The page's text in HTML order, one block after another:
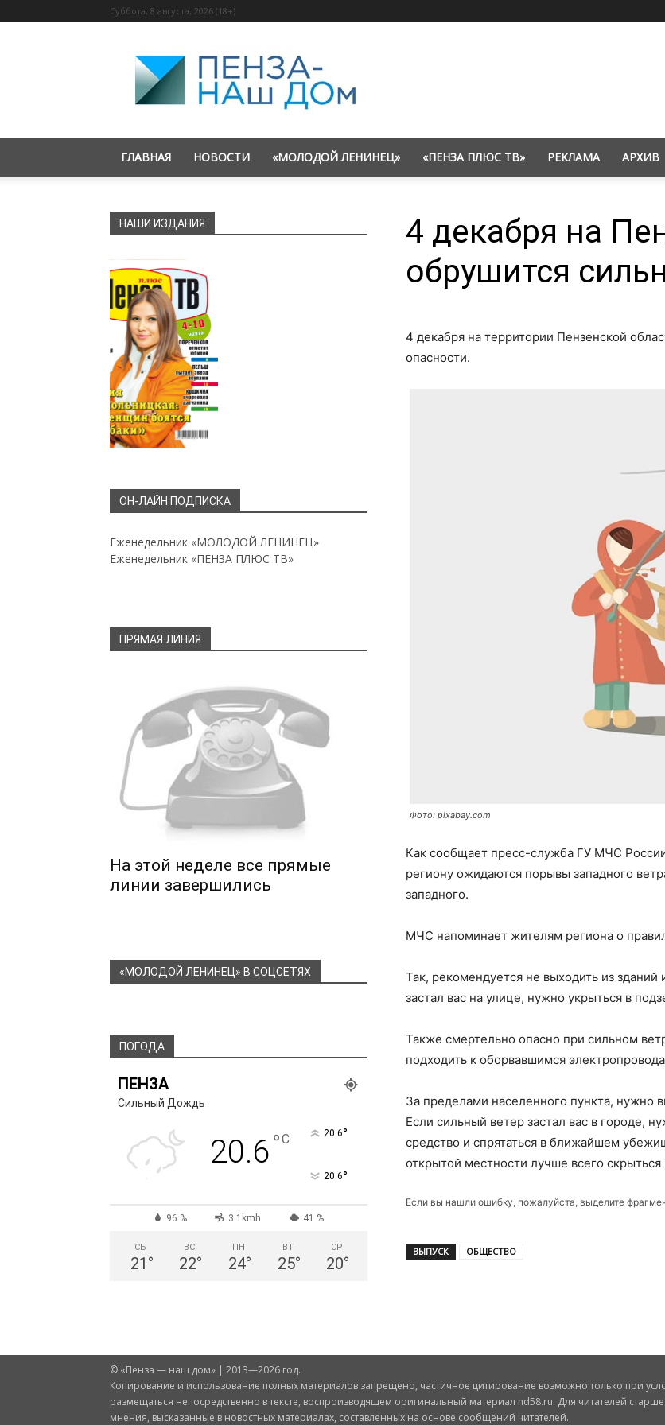
Суббота, 8 августа, 2026 (18+)
«Пенза
—
наш
дом»
ГЛАВНАЯ НОВОСТИ «МОЛОДОЙ ЛЕНИНЕЦ» «ПЕНЗА ПЛЮС ТВ» РЕКЛАМА АРХИВ
4 декабря на
обрушится
4 декабря на территории Пензенской
опасности.
Фото: pixabay.com
Как сообщает пресс-служба ГУ МЧС
региону ожидаются порывы западного
западного.
МЧС напоминает жителям региона о
Так, рекомендуется не выходить из
застал вас на улице, нужно укрыться в
Также смертельно опасно при сильном
подходить к оборвавшимся
За пределами населенного пункта,
Если сильный ветер застал вас в городе,
средство и спрятаться в ближайшем
открытой местности лучше всего
Если вы нашли ошибку, пожалуйста, выделите
ВЫПУСК ОБЩЕСТВО
НАШИ ИЗДАНИЯ
ОН-ЛАЙН ПОДПИСКА
Еженедельник «МОЛОДОЙ ЛЕНИНЕЦ»
Еженедельник «ПЕНЗА ПЛЮС ТВ»
ПРЯМАЯ ЛИНИЯ
На этой неделе все прямые
линии завершились
«МОЛОДОЙ ЛЕНИНЕЦ» В СОЦСЕТЯХ
ПОГОДА
ПЕНЗА
Сильный Дождь
20.6°C 20.6°
20.6°
96 % 3.1kmh 41 %
СБ
21 °
ВС
22°
ПН
24°
ВТ
25°
СР
20°
© «Пенза — наш дом» | 2013—2026 год.
Копирование и использование полных материалов запрещено, частичное цитирование возможно только при
размещаться непосредственно в тексте, воспроизводящем оригинальный материал nd58.ru. Для читателей
мнения, высказанные в новостных материалах, составленных на основе сообщений читателей.